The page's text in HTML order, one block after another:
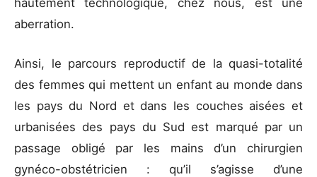
hautement technologique, chez nous, est une
aberration.
Ainsi, le parcours reproductif de la quasi-totalité
des femmes qui mettent un enfant au monde dans
les pays du Nord et dans les couches aisées et
urbanisées des pays du Sud est marqué par un
passage obligé par les mains d’un chirurgien
gynéco-obstétricien : qu’il s’agisse d’une